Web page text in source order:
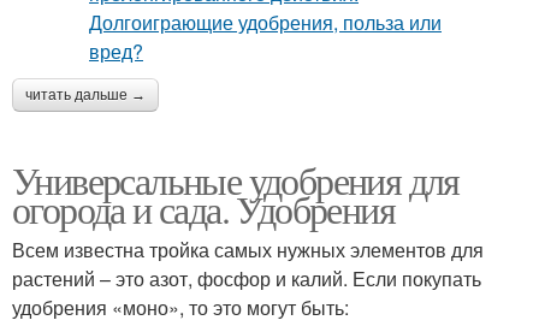
читать дальше →
Универсальные удобрения для
огорода и сада. Удобрения
Всем известна тройка самых нужных элементов для
растений – это азот, фосфор и калий. Если покупать
удобрения «моно», то это могут быть: